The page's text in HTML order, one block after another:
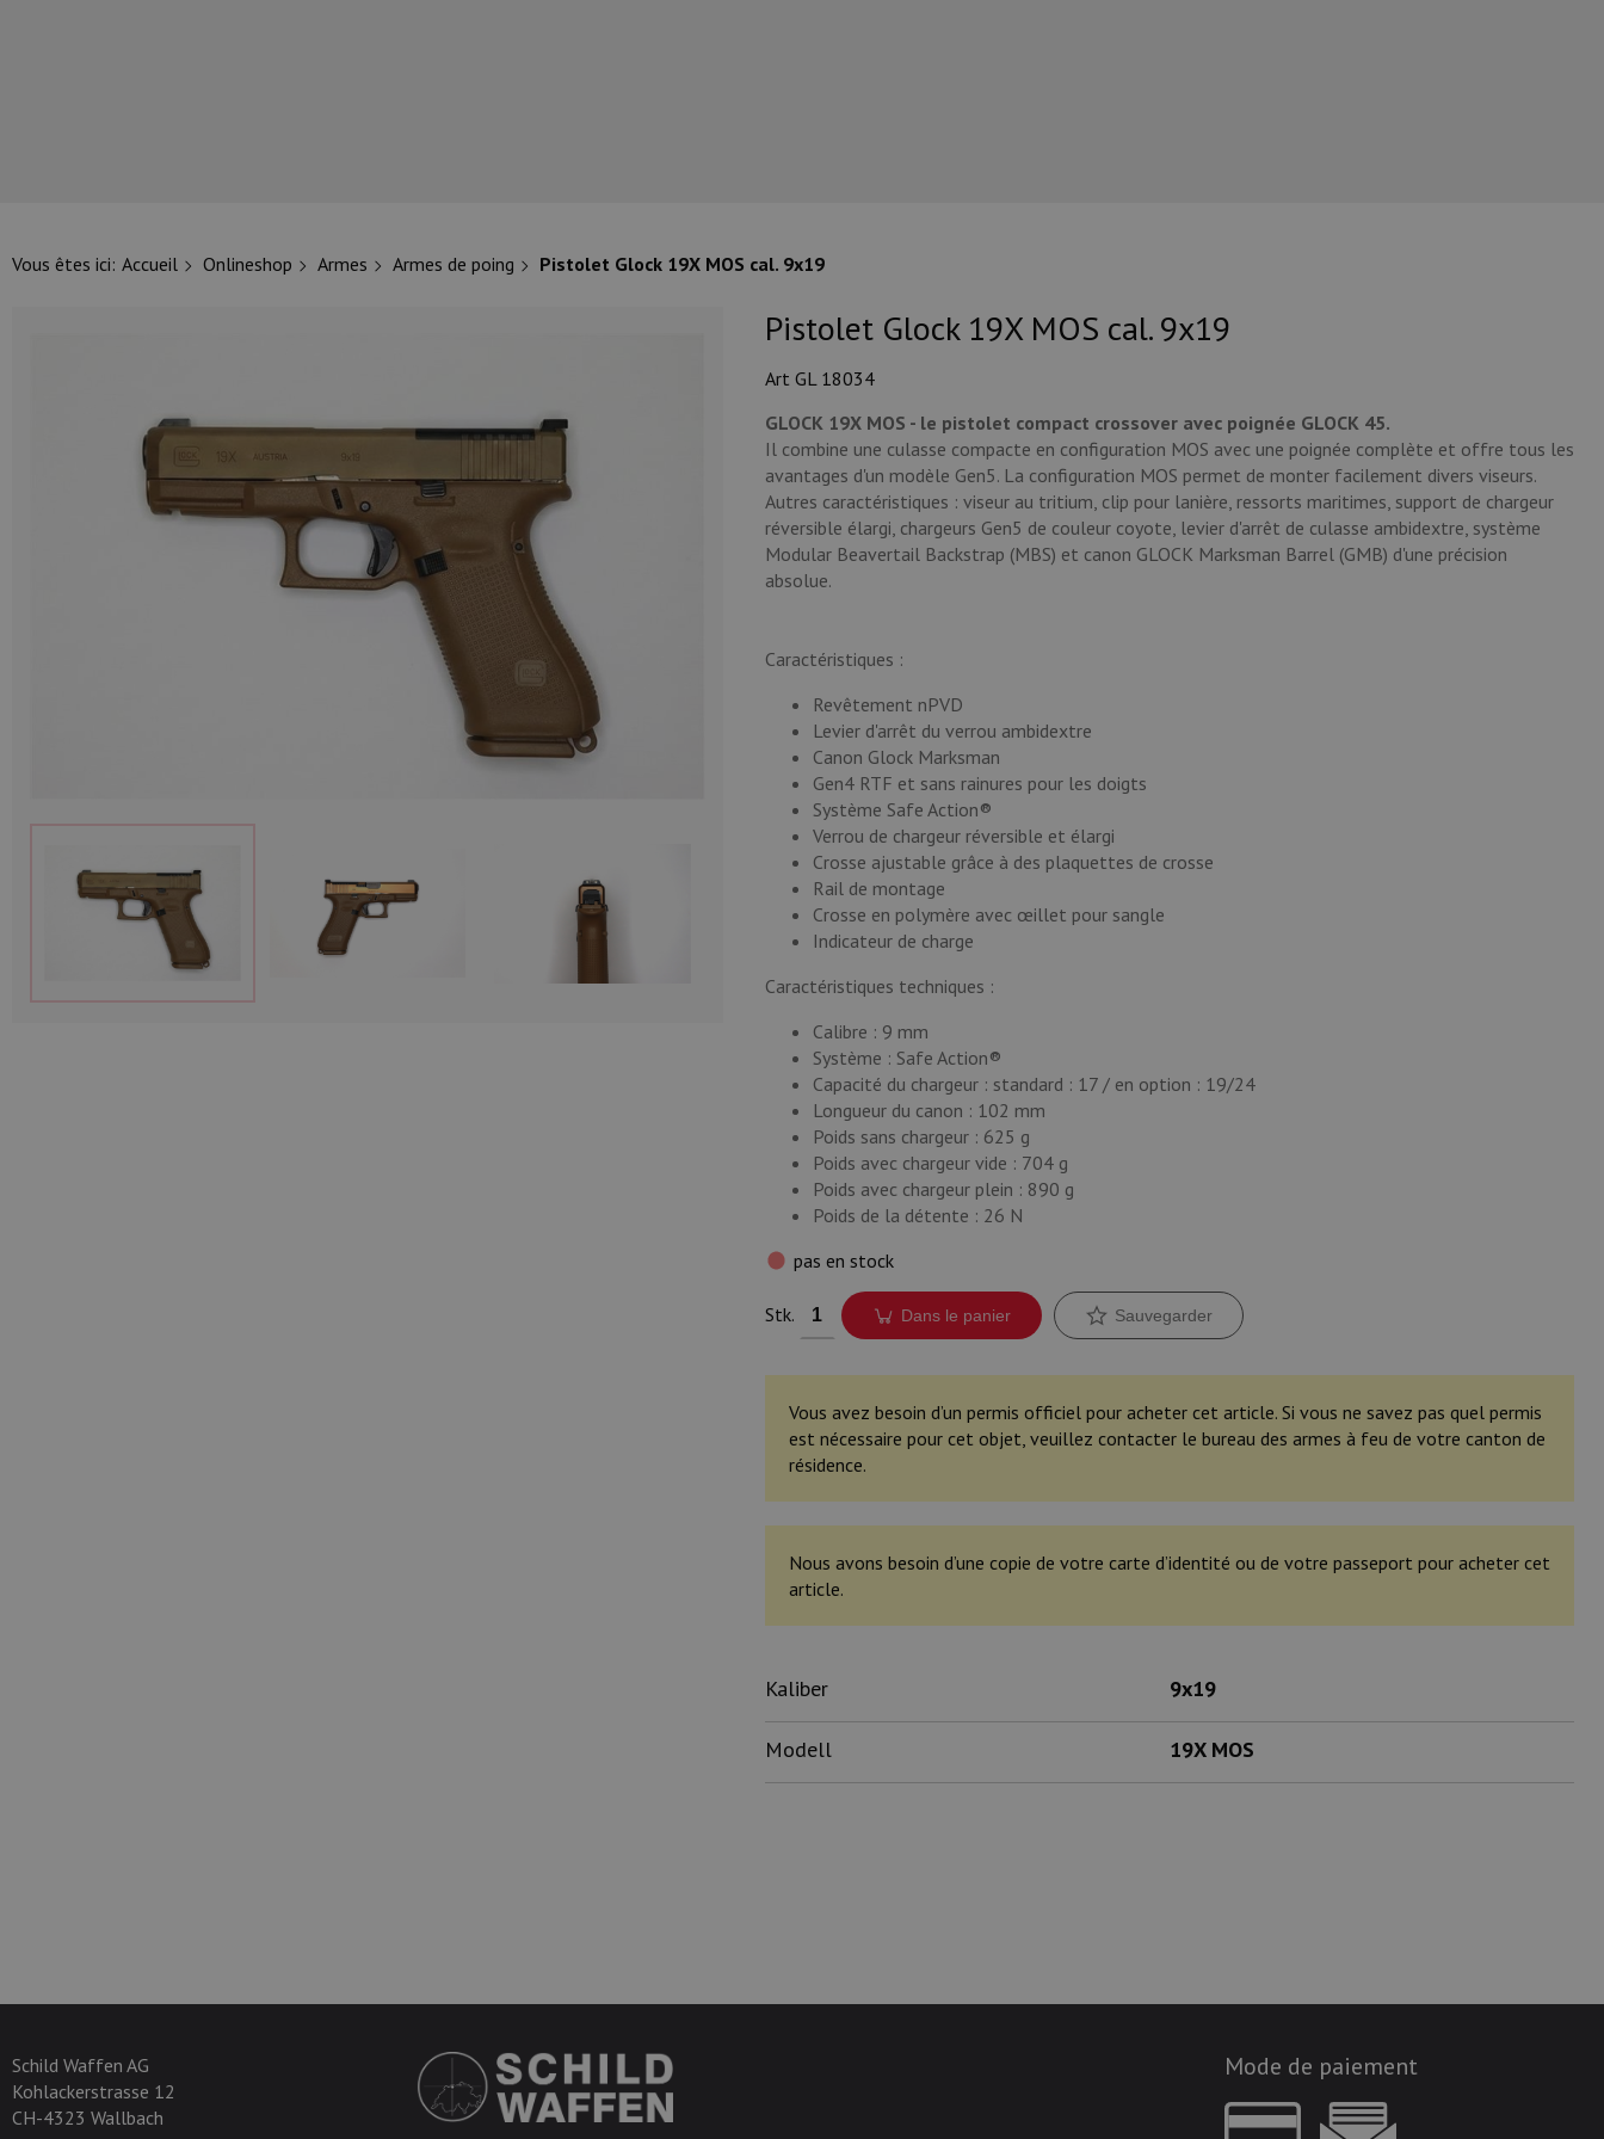
Vous êtes ici: Accueil Onlineshop Armes Armes de poing Pistolet Glock 19X MOS cal. 9x19
Pistolet Glock 19X MOS cal. 9x19
Art GL 18034
GLOCK 19X MOS - le pistolet compact crossover avec poignée GLOCK 45.
Il combine une culasse compacte en configuration MOS avec une poignée complète et offre tous les
avantages d'un modèle Gen5. La configuration MOS permet de monter facilement divers viseurs.
Autres caractéristiques : viseur au tritium, clip pour lanière, ressorts maritimes, support de chargeur
réversible élargi, chargeurs Gen5 de couleur coyote, levier d'arrêt de culasse ambidextre, système
Modular Beavertail Backstrap (MBS) et canon GLOCK Marksman Barrel (GMB) d'une précision
absolue.
Caractéristiques :
Revêtement nPVD
Levier d'arrêt du verrou ambidextre
Canon Glock Marksman
Gen4 RTF et sans rainures pour les doigts
Système Safe Action®
Verrou de chargeur réversible et élargi
Crosse ajustable grâce à des plaquettes de crosse
Rail de montage
Crosse en polymère avec œillet pour sangle
Indicateur de charge
Caractéristiques techniques :
Calibre : 9 mm
Système : Safe Action®
Capacité du chargeur : standard : 17 / en option : 19/24
Longueur du canon : 102 mm
Poids sans chargeur : 625 g
Poids avec chargeur vide : 704 g
Poids avec chargeur plein : 890 g
Poids de la détente : 26 N
pas en stock
Stk. Dans le panier Sauvegarder
Vous avez besoin d’un permis officiel pour acheter cet article. Si vous ne savez pas quel permis
est nécessaire pour cet objet, veuillez contacter le bureau des armes à feu de votre canton de
résidence.
Nous avons besoin d’une copie de votre carte d’identité ou de votre passeport pour acheter cet
article.
Kaliber 9x19
Modell 19X MOS
Schild Waffen AG
Kohlackerstrasse 12
CH-4323 Wallbach
Mode de paiement
NOS CATÉGORIES PRINCIPALES